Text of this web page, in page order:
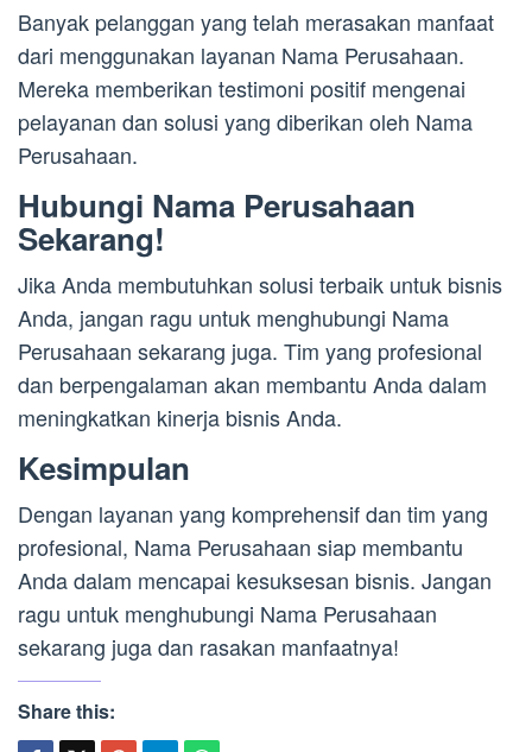
Banyak pelanggan yang telah merasakan manfaat
dari menggunakan layanan Nama Perusahaan.
Mereka memberikan testimoni positif mengenai
pelayanan dan solusi yang diberikan oleh Nama
Perusahaan.
Hubungi Nama Perusahaan
Sekarang!
Jika Anda membutuhkan solusi terbaik untuk bisnis
Anda, jangan ragu untuk menghubungi Nama
Perusahaan sekarang juga. Tim yang profesional
dan berpengalaman akan membantu Anda dalam
meningkatkan kinerja bisnis Anda.
Kesimpulan
Dengan layanan yang komprehensif dan tim yang
profesional, Nama Perusahaan siap membantu
Anda dalam mencapai kesuksesan bisnis. Jangan
ragu untuk menghubungi Nama Perusahaan
sekarang juga dan rasakan manfaatnya!
Share this: